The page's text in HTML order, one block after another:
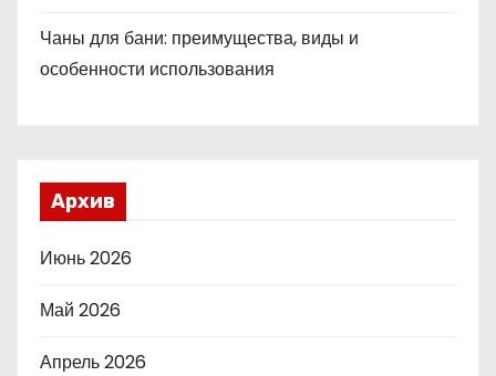
Чаны для бани: преимущества, виды и
особенности использования
Архив
Июнь 2026
Май 2026
Апрель 2026